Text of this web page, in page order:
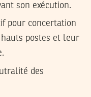
son exécution.
pour concertation
postes et leur
des